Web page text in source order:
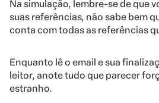
Na simulação, lembre-se de que
suas referências, não sabe bem
conta com todas as referências
Enquanto lê o email e sua
leitor, anote tudo que parecer
estranho.